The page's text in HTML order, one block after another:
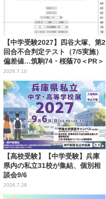
【中学受験2027】四谷大塚、第2
回合不合判定テスト（7/5実施）
偏差値…筑駒74・桜蔭70＜PR＞
2026.7.10
【高校受験】【中学受験】兵庫
県内の私立31校が集結、個別相
談会9/6
2026.7.28